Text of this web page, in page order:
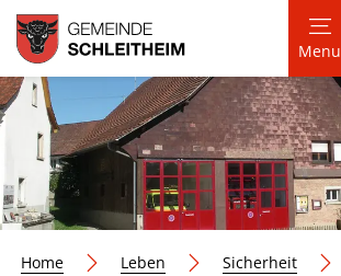
zur Startseite
Direkt zur Hauptnavigation
Direkt zum Inhalt
Direkt zur Suche
Direkt zum Stichwortverzeichnis
Menu
Home Leben Sicherheit